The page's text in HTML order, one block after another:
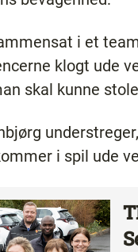
i et
klogt ude
skal kunne
i spil ude